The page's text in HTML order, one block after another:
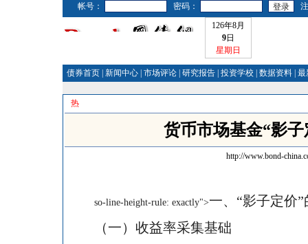
帐号： 密码：
126年8月
9日
星期日
债券首页 新闻中心 市场评论 研究报告 投资学校 数据资料 最
热
货币市场基金“影
http://www.bond-
so-line-height-rule: exactly">一、“影子定价
（一）收益率采集基础